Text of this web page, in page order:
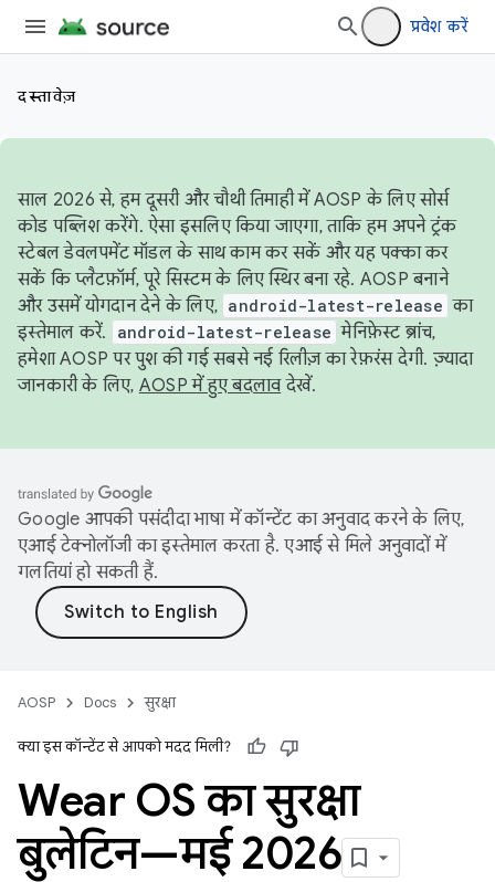
प्रवेश करें
दस्तावेज़
साल 2026 से, हम दूसरी और चौथी तिमाही में AOSP के लिए सोर्स
कोड पब्लिश करेंगे. ऐसा इसलिए किया जाएगा, ताकि हम अपने ट्रंक
स्टेबल डेवलपमेंट मॉडल के साथ काम कर सकें और यह पक्का कर
सकें कि प्लैटफ़ॉर्म, पूरे सिस्टम के लिए स्थिर बना रहे. AOSP बनाने
और उसमें योगदान देने के लिए, android-latest-release का
इस्तेमाल करें.
android-latest-release मेनिफ़ेस्ट ब्रांच,
हमेशा AOSP पर पुश की गई सबसे नई रिलीज़ का रेफ़रंस देगी. ज़्यादा
जानकारी के लिए, AOSP में हुए बदलावदेखें.
Google आपकी पसंदीदा भाषा में कॉन्टेंट का अनुवाद करने के लिए,
एआई टेक्नोलॉजी का इस्तेमाल करता है. एआई से मिले अनुवादों में
गलतियां हो सकती हैं.
AOSP Docs सुरक्षा
क्या इस कॉन्टेंट से आपको मदद मिली?
Wear OS का सुरक्षा
बुलेटिन—मई 2026